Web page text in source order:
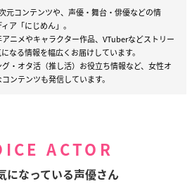
元コンテンツや、声優・舞台・俳優などの情
ア「にじめん」。
ニメやキャラクター作品、VTuberなどストリー
なる情報を幅広くお届けしています。
・オタ活（推し活）お役立ち情報など、女性オ
ンテンツも発信しています。
ACTOR
になっている声優さん